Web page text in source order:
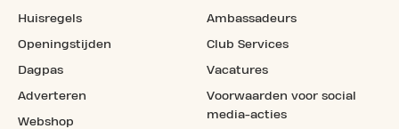
Huisregels
Openingstijden
Dagpas
Adverteren
Webshop
Ambassadeurs
Club Services
Vacatures
Voorwaarden voor social
media-acties